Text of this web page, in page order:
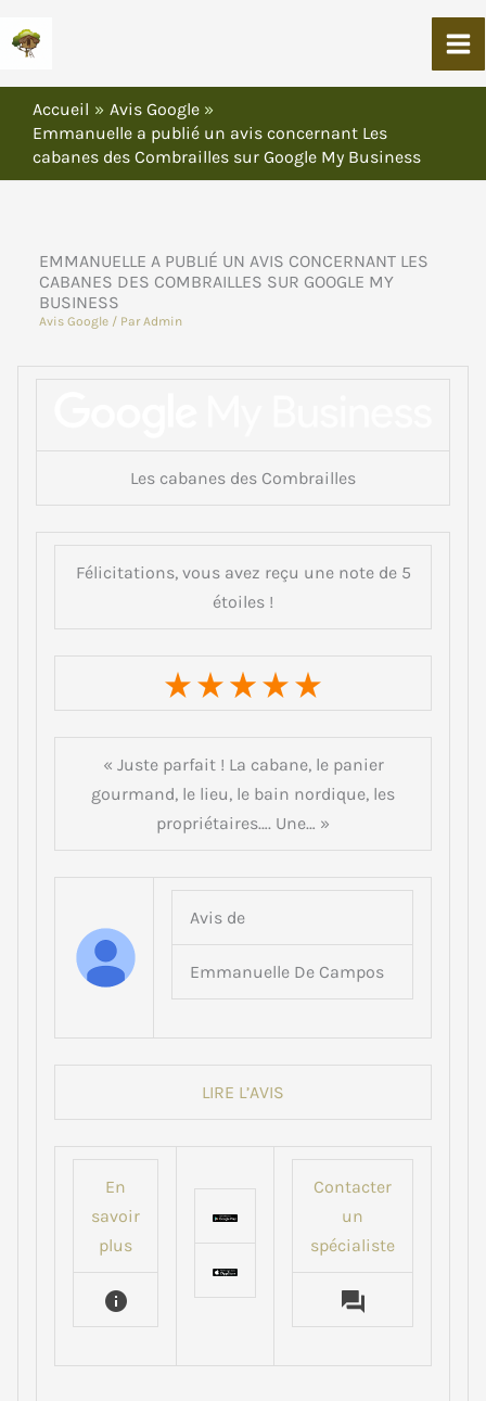
Au
Accueil
Avis Google
Emmanuelle a publié un avis concernant Les
cabanes des Combrailles sur Google My Business
EMMANUELLE A PUBLIÉ UN AVIS CONCERNANT LES
CABANES DES COMBRAILLES SUR GOOGLE MY
BUSINESS
Avis Google / ParAdmin
Les cabanes des Combrailles
Félicitations, vous avez reçu une note de 5
étoiles !
« Juste parfait ! La cabane, le panier
gourmand, le lieu, le bain nordique, les
propriétaires…. Une… »
Avis de
E m m a n u e l l e D e C a m p o s
LIRE L’AVIS
En
savoir
plus
Contacter
un
spécialiste